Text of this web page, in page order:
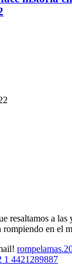
resaltamos a las
rompiendo en el
1 4421289887